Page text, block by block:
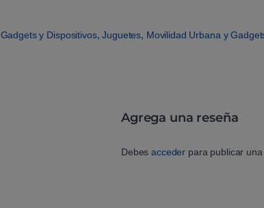
Gadgets y Dispositivos,Juguetes, Movilidad Urbana y
Agrega una reseña
Debesacceder para publicar